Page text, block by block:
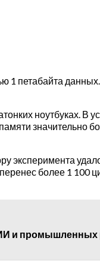
1 петабайта
ноутбуках. В
значительно
эксперимента
более 1 100
ИИ и промышленных